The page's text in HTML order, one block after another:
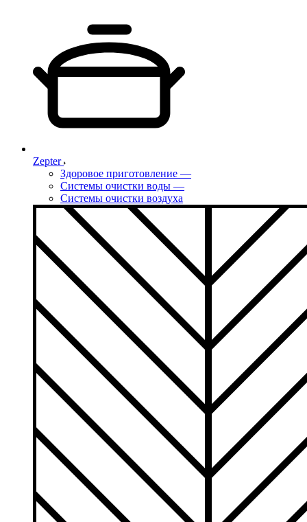
Zepter
Здоровое приготовление —
Системы очистки воды —
Системы очистки воздуха